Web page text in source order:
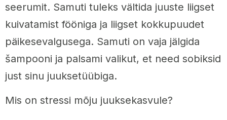
seerumit. Samuti tuleks vältida juuste liigset
kuivatamist fööniga ja liigset kokkupuudet
päikesevalgusega. Samuti on vaja jälgida
šampooni ja palsami valikut, et need sobiksid
just sinu juuksetüübiga.
Mis on stressi mõju juuksekasvule?